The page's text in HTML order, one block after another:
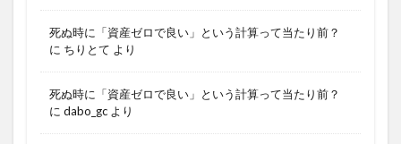
死ぬ時に「資産ゼロで良い」という計算って当たり前？
に ちりとて より
死ぬ時に「資産ゼロで良い」という計算って当たり前？
に dabo_gc より